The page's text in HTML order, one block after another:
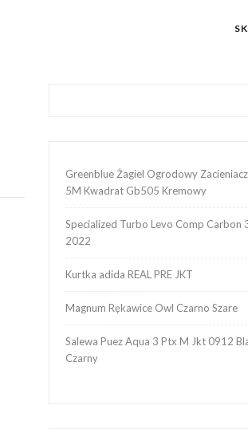
Greenblue Żagiel Ogrodowy
5M Kwadrat Gb505 Kremowy
Specialized Turbo Levo Comp Carbon
2022
Kurtka adida REAL PRE JKT
Magnum Rękawice Owl Czarno Szare
Salewa Puez Aqua 3 Ptx M Jkt 0912
Czarny